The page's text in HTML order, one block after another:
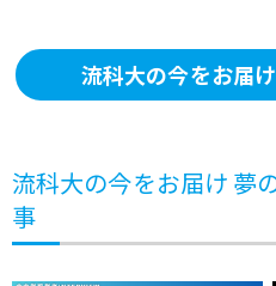
流科大の今をお届
流科大の今をお届け
事